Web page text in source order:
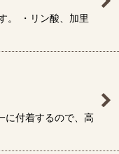
。 ・リン酸、加里
に付着するので、高